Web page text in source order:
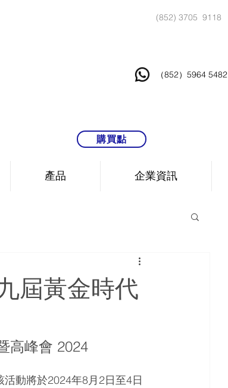
(852) 3705 9118
（852）5964 5482
購買點
產品 企業資訊
屆黃金時代
高峰會 2024
動將於2024年8月2日至4日